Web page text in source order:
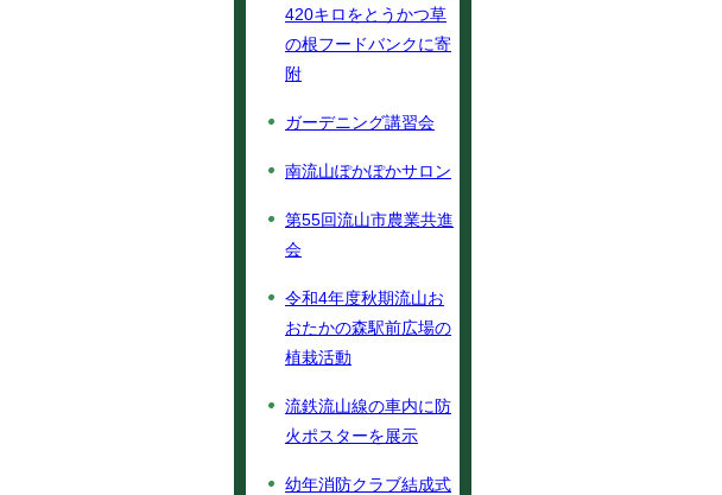
420キロをとうかつ草
の根フードバンクに寄
附
ガーデニング講習会
南流山ぽかぽかサロン
第55回流山市農業共進
会
令和4年度秋期流山お
おたかの森駅前広場の
植栽活動
流鉄流山線の車内に防
火ポスターを展示
幼年消防クラブ結成式